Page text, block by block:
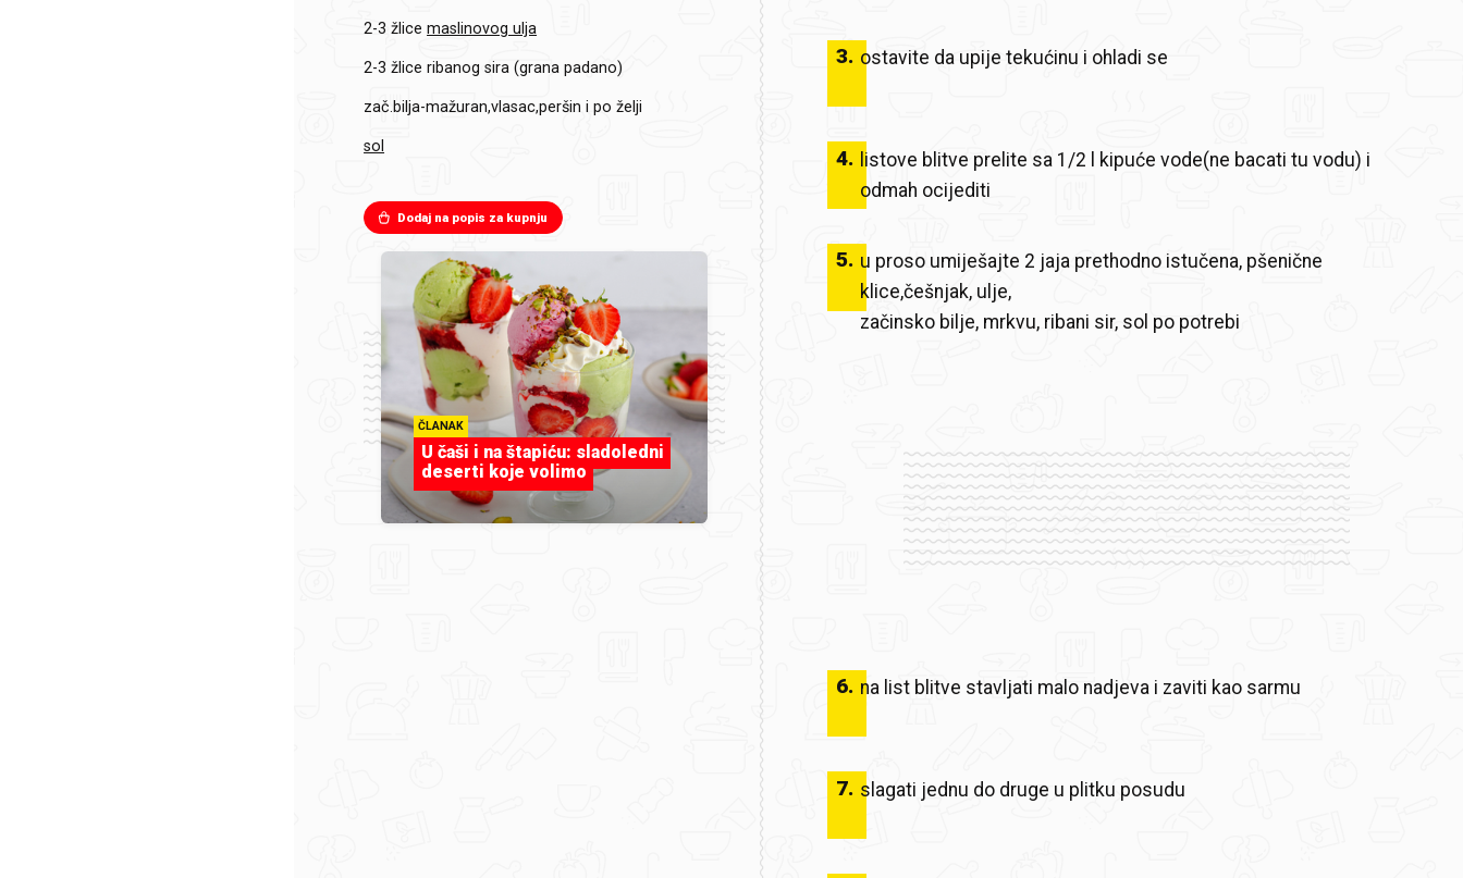
2-3 žlice maslinovog ulja
2-3 žlice ribanog sira (grana padano)
zač.bilja-mažuran,vlasac,peršin i po želji
sol
Dodaj na popis za kupnju
ČLANAK
U čaši i na štapiću: sladoledni
deserti koje volimo
3. ostavite da upije tekućinu i ohladi se
4. listove blitve prelite sa 1/2 l kipuće vode(ne bacati tu vodu) i
odmah ocijediti
5. u proso umiješajte 2 jaja prethodno istučena, pšenične
klice,češnjak, ulje,
začinsko bilje, mrkvu, ribani sir, sol po potrebi
6. na list blitve stavljati malo nadjeva i zaviti kao sarmu
7. slagati jednu do druge u plitku posudu